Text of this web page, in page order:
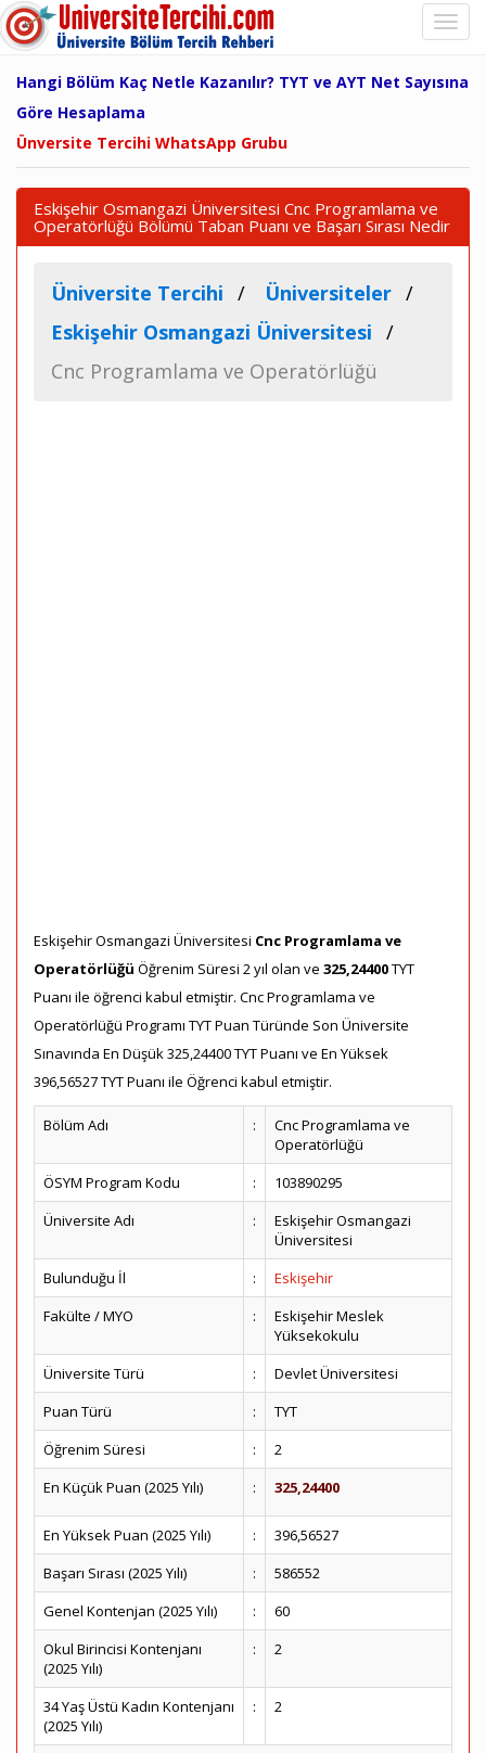
Hangi Bölüm Kaç Netle Kazanılır? TYT ve AYT Net Sayısına
Göre Hesaplama
Ünversite Tercihi WhatsApp Grubu
Eskişehir Osmangazi Üniversitesi Cnc Programlama ve
Operatörlüğü Bölümü Taban Puanı ve Başarı Sırası Nedir
Üniversite Tercihi
Üniversiteler
Eskişehir Osmangazi Üniversitesi
Cnc Programlama ve Operatörlüğü
Eskişehir Osmangazi Üniversitesi Cnc Programlama ve
Operatörlüğü Öğrenim Süresi 2 yıl olan ve 325,24400TYT
Puanı ile öğrenci kabul etmiştir. Cnc Programlama ve
Operatörlüğü Programı TYT Puan Türünde Son Üniversite
Sınavında En Düşük 325,24400 TYT Puanı ve En Yüksek
396,56527 TYT Puanı ile Öğrenci kabul etmiştir.
Bölüm Adı :
Cnc Programlama ve
Operatörlüğü
ÖSYM Program Kodu
:
103890295
Üniversite Adı
:
Eskişehir Osmangazi
Üniversitesi
Bulunduğu İl
:
Eskişehir
Fakülte / MYO
:
Eskişehir Meslek
Yüksekokulu
Üniversite Türü
:
Devlet Üniversitesi
Puan Türü
:
TYT
Öğrenim Süresi
:
2
En Küçük Puan (2025 Yılı)
: 325,24400
En Yüksek Puan (2025 Yılı) :
396,56527
Başarı Sırası (2025 Yılı)
:
586552
Genel Kontenjan (2025 Yılı)
:
60
Okul Birincisi Kontenjanı
(2025 Yılı)
: 2
34 Yaş Üstü Kadın Kontenjanı
(2025 Yılı)
: 2